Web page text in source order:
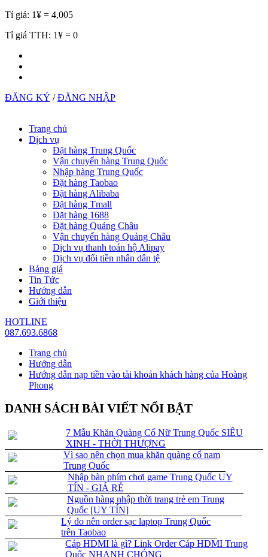
Tỉ giá: 1¥ = 4,005
Tỉ giá TTH: 1¥ = 0
ĐĂNG KÝ /ĐĂNG NHẬP
Trang chủ
Dịch vụ
Đặt hàng Trung Quốc
Vận chuyển hàng Trung Quốc
Nhập hàng Trung Quốc
Đặt hàng Taobao
Đặt hàng Alibaba
Đặt hàng Tmall
Đặt hàng 1688
Đặt hàng Quảng Châu
Vận chuyển hàng Quảng Châu
Dịch vụ thanh toán hộ Alipay
Dịch vụ đổi tiền nhân dân tệ
Bảng giá
Tin Tức
Hướng dẫn
Giới thiệu
HOTLINE
087.693.6868
Trang chủ
Hướng dẫn
Hướng dẫn nạp tiền vào tài khoản khách hàng của Hoàng
Phong
DANH SÁCH BÀI VIẾT NỔI BẬT
7 Mẫu Khăn Quàng Cổ Nữ Trung Quốc SIÊU
XINH - THỜI THƯỢNG
Vì sao nên chọn mua khăn quàng cổ nam
Trung Quốc
Nhập bàn phím chơi game Trung Quốc UY
TÍN - GIÁ RẺ
Nguồn hàng nhập thời trang trẻ em Trung
Quốc [UY TÍN]
Lý do nên order sạc laptop Trung Quốc
trên Taobao
Cáp HDMI là gì? Link Order Cáp HDMI Trung
Quốc NHANH CHÓNG